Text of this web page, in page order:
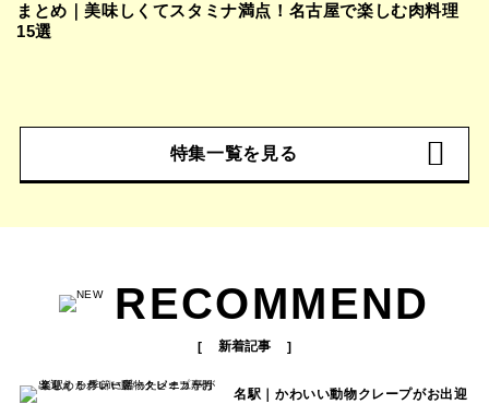
まとめ｜美味しくてスタミナ満点！名古屋で楽しむ肉料理
15選
特集一覧を見る
RECOMMEND
新着記事
名駅｜かわいい動物クレープがお出迎